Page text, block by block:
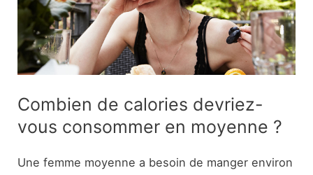
Combien de calories devriez-
vous consommer en moyenne ?
Une femme moyenne a besoin de manger environ